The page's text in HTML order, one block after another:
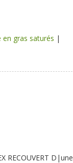
en gras saturés |
RECOUVERT D|une